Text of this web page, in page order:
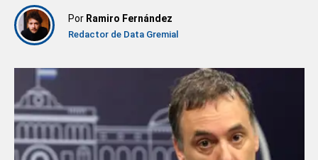
Por Ramiro Fernández
Redactor de Data Gremial